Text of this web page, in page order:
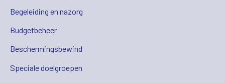
Begeleiding en nazorg
Budgetbeheer
Beschermingsbewind
Speciale doelgroepen